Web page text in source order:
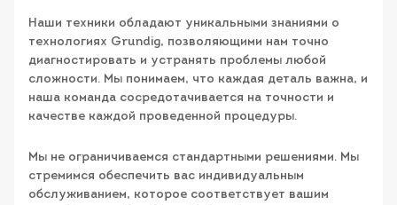
Наши техники обладают уникальными знаниями о
технологиях Grundig, позволяющими нам точно
диагностировать и устранять проблемы любой
сложности. Мы понимаем, что каждая деталь важна, и
наша команда сосредотачивается на точности и
качестве каждой проведенной процедуры.
Мы не ограничиваемся стандартными решениями. Мы
стремимся обеспечить вас индивидуальным
обслуживанием, которое соответствует вашим